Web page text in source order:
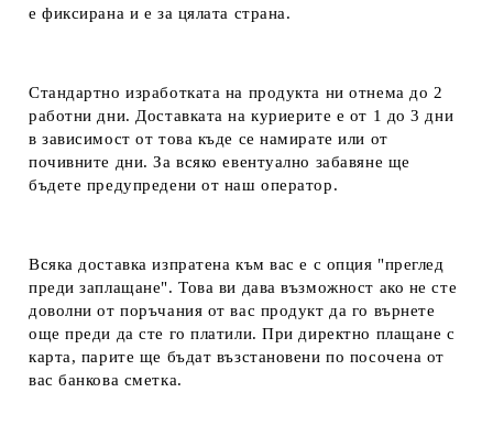
е фиксирана и е за цялата страна.
Стандартно изработката на продукта ни отнема до 2
работни дни. Доставката на куриерите е от 1 до 3 дни
в зависимост от това къде се намирате или от
почивните дни. За всяко евентуално забавяне ще
бъдете предупредени от наш оператор.
Всяка доставка изпратена към вас е с опция "преглед
преди заплащане". Това ви дава възможност ако не сте
доволни от поръчания от вас продукт да го върнете
още преди да сте го платили. При директно плащане с
карта, парите ще бъдат възстановени по посочена от
вас банкова сметка.